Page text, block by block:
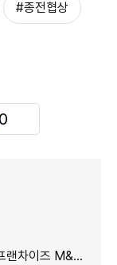
#종전협상
0
즈 M&A '활기'